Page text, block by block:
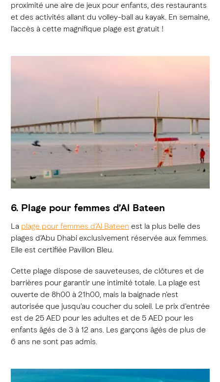
proximité une aire de jeux pour enfants, des restaurants
et des activités allant du volley-ball au kayak. En semaine,
l’accès à cette magnifique plage est gratuit !
6. Plage pour femmes d’Al Bateen
La plage pour femmes d’Al Bateen est la plus belle des
plages d’Abu Dhabi exclusivement réservée aux femmes.
Elle est certifiée Pavillon Bleu.
Cette plage dispose de sauveteuses, de clôtures et de
barrières pour garantir une intimité totale. La plage est
ouverte de 8h00 à 21h00, mais la baignade n'est
autorisée que jusqu'au coucher du soleil. Le prix d'entrée
est de 25 AED pour les adultes et de 5 AED pour les
enfants âgés de 3 à 12 ans. Les garçons âgés de plus de
6 ans ne sont pas admis.